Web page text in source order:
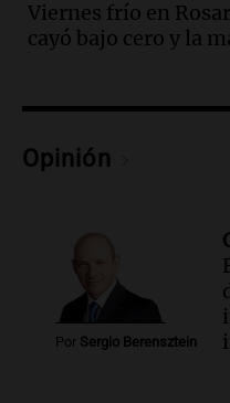
sustentabilidad
Panorama Federal
Audio.La
humedad en
organizaciones
la eliminación
Panorama Federal
Episodios
Viernes frío en
cayó bajo cero y la
Opinión
Por Sergio Berensztein